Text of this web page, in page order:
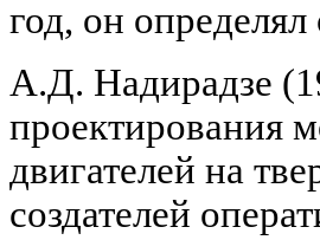
год, он определял
А.Д. Надирадзе
проектирования
двигателей на
создателей